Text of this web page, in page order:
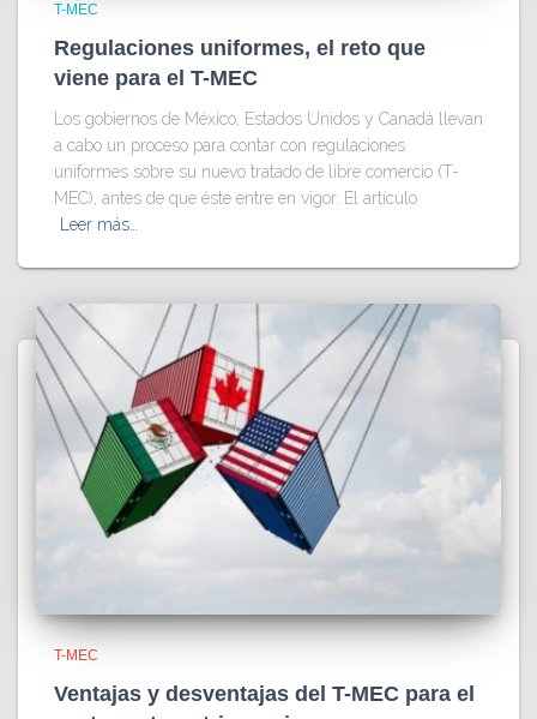
T-MEC
Regulaciones uniformes, el reto que
viene para el T-MEC
Los gobiernos de México, Estados Unidos y Canadá llevan
a cabo un proceso para contar con regulaciones
uniformes sobre su nuevo tratado de libre comercio (T-
MEC), antes de que éste entre en vigor. El artículo
Leer más…
T-MEC
Ventajas y desventajas del T-MEC para el